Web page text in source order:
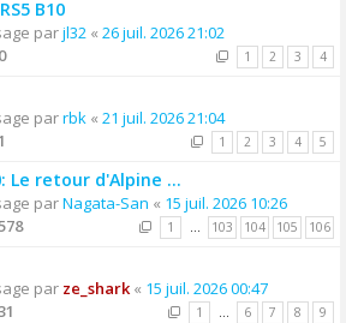
B10
parjl32 « 26 juil. 2026 21:02
1 2 3 4
parrbk « 21 juil. 2026 21:04
1 2 3 4 5
Le retour d'Alpine ...
parNagata-San « 15 juil. 2026 10:26
1 … 103 104 105 106
par ze_shark« 15 juil. 2026 00:47
1 … 6 7 8 9